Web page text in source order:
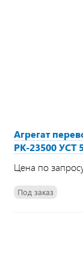
Агрегат
PK-23500 УСТ
Цена по
Под заказ